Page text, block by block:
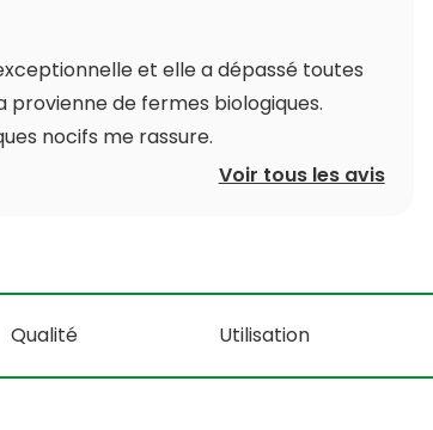
et elle a dépassé toutes
de fermes biologiques.
nocifs me rassure.
Voir tous les avis
Qualité Utilisation